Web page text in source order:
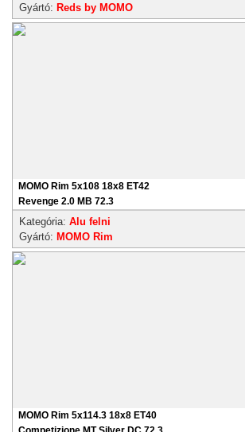
Gyártó: Reds by MOMO
MOMO Rim 5x108 18x8 ET42
Revenge 2.0 MB 72.3
Kategória: Alu felni
Gyártó: MOMO Rim
MOMO Rim 5x114.3 18x8 ET40